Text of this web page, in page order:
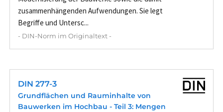
zusammenhängenden Aufwendungen. Sie legt
Begriffe und Untersc...
- DIN-Norm im Originaltext -
DIN 277-3
Grundflächen und Rauminhalte von
Bauwerken im Hochbau - Teil 3: Mengen